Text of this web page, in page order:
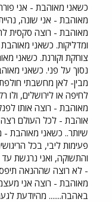
כשאני מאוהבת - אני
מאוהבת - אני שונה,
מאוהבת - רוצה סקסית
ומדליקות. כשאני
צוחקת וקורנת. כשאני
נסוך על פני. כשאני
מבין- לאן מחשבתי
לחיפה או לירושלים, ולו
מאוהבת - רוצה אותו
אוהבת - לכל העולם רצה
שיותר.. כשאני מאוהבת
פעימות ליבי, בכל
והתשוקה, ואני נרגשת
- לא רוצה שההנאה
מאוהבת - רוצה אני
באהבה....... מהיודעת